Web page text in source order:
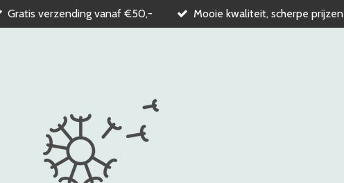
Gratis verzending vanaf €50,- Mooie kwaliteit, scherpe prijzen